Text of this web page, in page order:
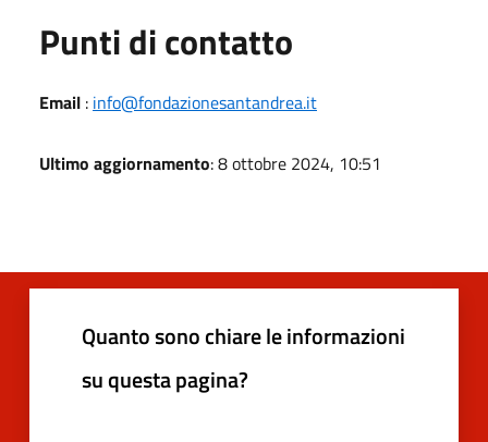
Punti di contatto
Email : info@fondazionesantandrea.it
Ultimo aggiornamento: 8 ottobre 2024, 10:51
Quanto sono chiare le informazioni
su questa pagina?